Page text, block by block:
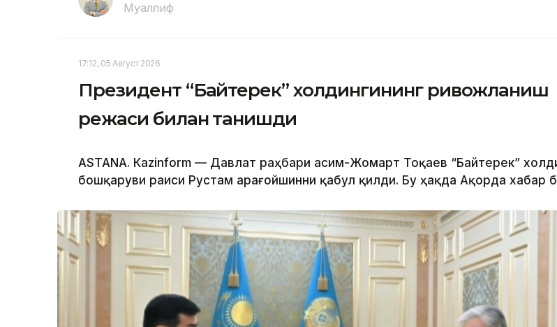
Муаллиф
17:12, 05 Август 2026
Президент “Байтерек” холдингининг ривожланиш
режаси билан танишди
ASTANА. Каzinform — Давлат раҳбари Қасим-Жомарт Тоқаев “Байтерек”
бошқаруви раиси Рустам Қарағойшинни қабул қилди. Бу ҳақда Ақорда хабар